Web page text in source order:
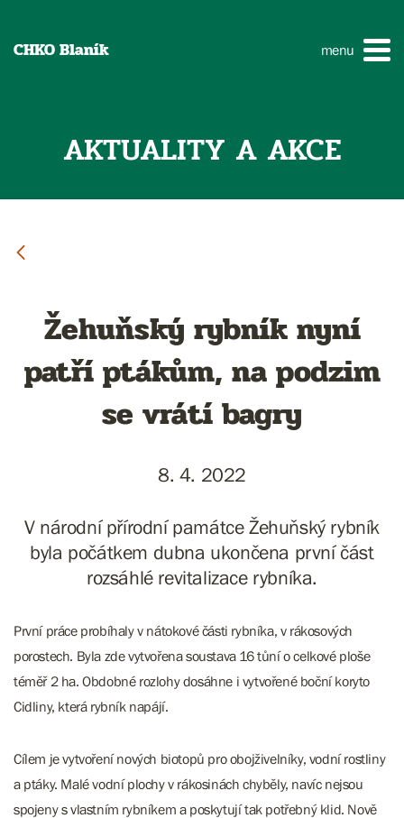
CHKO Blaník menu
AKTUALITY A AKCE
Žehuňský rybník nyní
patří ptákům, na podzim
se vrátí bagry
8. 4. 2022
V národní přírodní památce Žehuňský rybník
byla počátkem dubna ukončena první část
rozsáhlé revitalizace rybníka.
První práce probíhaly v nátokové části rybníka, v rákosových
porostech. Byla zde vytvořena soustava 16 tůní o celkové ploše
téměř 2 ha. Obdobné rozlohy dosáhne i vytvořené boční koryto
Cidliny, která rybník napájí.
Cílem je vytvoření nových biotopů pro obojživelníky, vodní rostliny
a ptáky. Malé vodní plochy v rákosinách chyběly, navíc nejsou
spojeny s vlastním rybníkem a poskytují tak potřebný klid. Nově